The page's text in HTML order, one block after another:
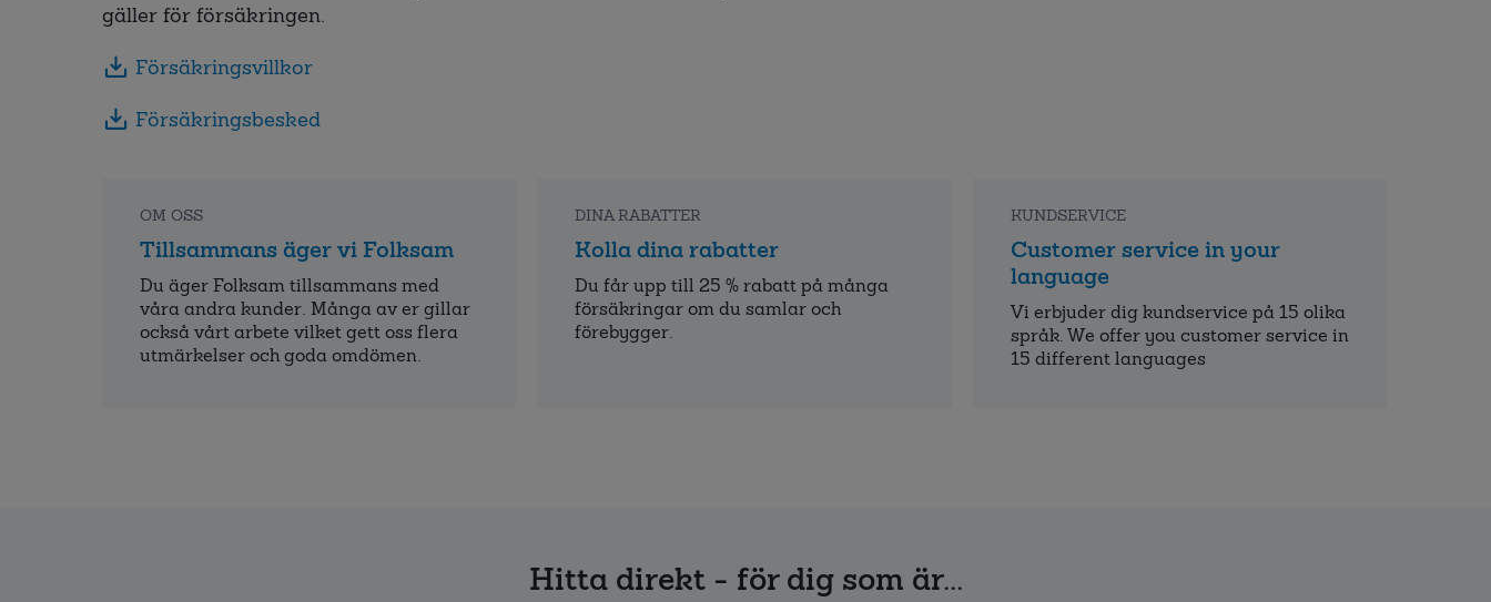
gäller för försäkringen.
Försäkringsvillkor
Försäkringsbesked
OM OSS
Tillsammans äger vi Folksam
Du äger Folksam tillsammans med
våra andra kunder. Många av er gillar
också vårt arbete vilket gett oss flera
utmärkelser och goda omdömen.
DINA RABATTER
Kolla dina rabatter
Du får upp till 25 % rabatt på många
försäkringar om du samlar och
förebygger.
KUNDSERVICE
Customer service in your
language
Vi erbjuder dig kundservice på 15 olika
språk. We offer you customer service in
15 different languages
Hitta direkt - för dig som är...